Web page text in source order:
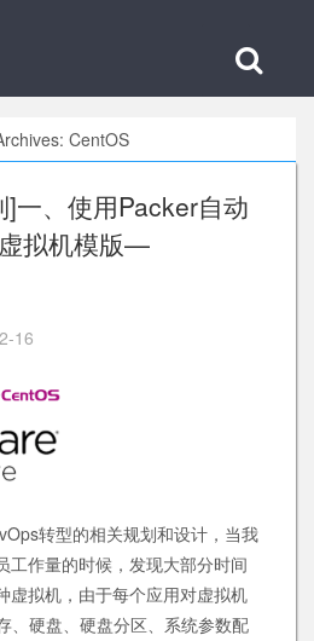
CentOS
一、使用Packer自动
拟机模版—
16
转型的相关规划和设计，当我
工作量的时候，发现大部分时间
虚拟机，由于每个应用对虚拟机
、硬盘、硬盘分区、系统参数配